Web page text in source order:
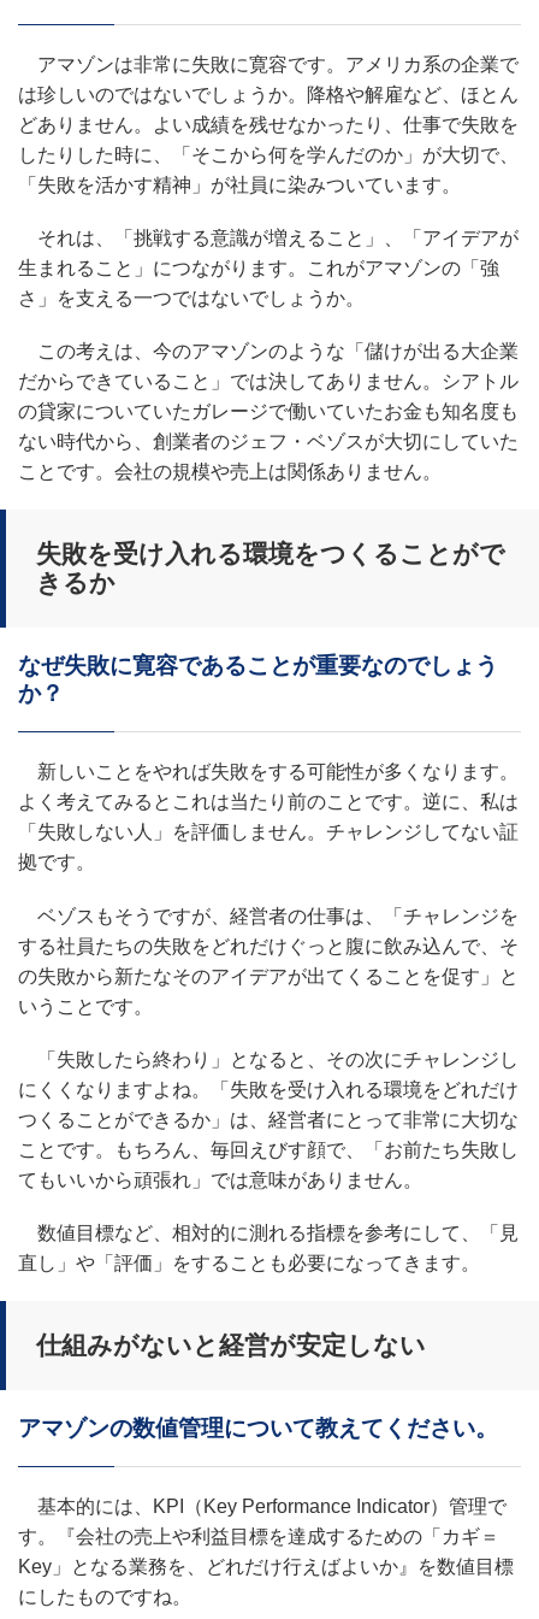
アマゾンは非常に失敗に寛容です。アメリカ系の企業で
は珍しいのではないでしょうか。降格や解雇など、ほとん
どありません。よい成績を残せなかったり、仕事で失敗を
したりした時に、「そこから何を学んだのか」が大切で、
「失敗を活かす精神」が社員に染みついています。
それは、「挑戦する意識が増えること」、「アイデアが
生まれること」につながります。これがアマゾンの「強
さ」を支える一つではないでしょうか。
この考えは、今のアマゾンのような「儲けが出る大企業
だからできていること」では決してありません。シアトル
の貸家についていたガレージで働いていたお金も知名度も
ない時代から、創業者のジェフ・ベゾスが大切にしていた
ことです。会社の規模や売上は関係ありません。
失敗を受け入れる環境をつくることがで
きるか
なぜ失敗に寛容であることが重要なのでしょう
か？
新しいことをやれば失敗をする可能性が多くなります。
よく考えてみるとこれは当たり前のことです。逆に、私は
「失敗しない人」を評価しません。チャレンジしてない証
拠です。
ベゾスもそうですが、経営者の仕事は、「チャレンジを
する社員たちの失敗をどれだけぐっと腹に飲み込んで、そ
の失敗から新たなそのアイデアが出てくることを促す」と
いうことです。
「失敗したら終わり」となると、その次にチャレンジし
にくくなりますよね。「失敗を受け入れる環境をどれだけ
つくることができるか」は、経営者にとって非常に大切な
ことです。もちろん、毎回えびす顔で、「お前たち失敗し
てもいいから頑張れ」では意味がありません。
数値目標など、相対的に測れる指標を参考にして、「見
直し」や「評価」をすることも必要になってきます。
仕組みがないと経営が安定しない
アマゾンの数値管理について教えてください。
基本的には、KPI（Key Performance Indicator）管理で
す。『会社の売上や利益目標を達成するための「カギ＝
Key」となる業務を、どれだけ行えばよいか』を数値目標
にしたものですね。